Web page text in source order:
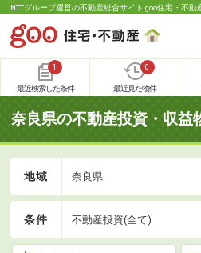
NTTグループ運営の不動産総合サイト goo住宅・不動
1
最近検索した条件
0
最近見た物件
奈良県の不動産投資・収益
地域 奈良県
条件 不動産投資(全て)